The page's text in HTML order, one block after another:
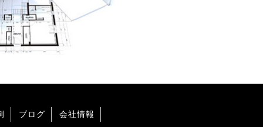
ブログ 会社情報